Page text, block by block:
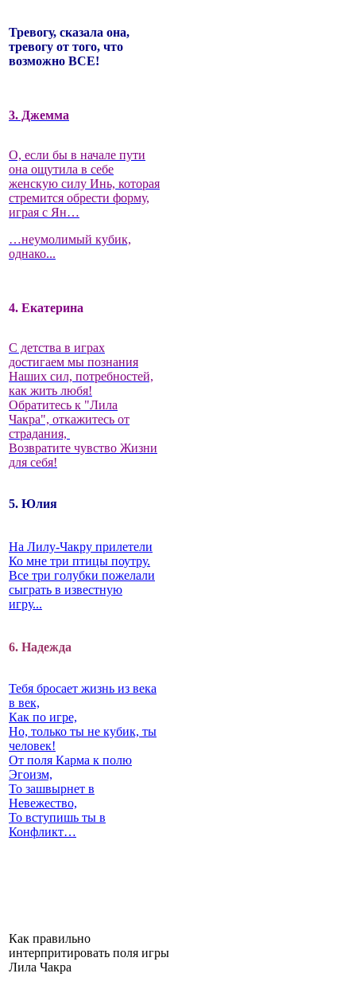
Тревогу, сказала она,
тревогу от того, что
возможно ВСЕ!
3. Джемма
О, если бы в начале пути
она ощутила в себе
женскую силу Инь, которая
стремится обрести форму,
играя с Ян…
…неумолимый кубик,
однако...
4. Екатерина
С детства в играх
достигаем мы познания
Наших сил, потребностей,
как жить любя!
Обратитесь к "Лила
Чакра", откажитесь от
страдания,
Возвратите чувство Жизни
для себя!
5. Юлия
На Лилу-Чакру прилетели
Ко мне три птицы поутру.
Все три голубки пожелали
сыграть в известную
игру...
6. Надежда
Тебя бросает жизнь из века
в век,
Как по игре,
Но, только ты не кубик, ты
человек!
От поля Карма к полю
Эгоизм,
То зашвырнет в
Невежество,
То вступишь ты в
Конфликт…
Как правильно
интерпритировать поля игры
Лила Чакра